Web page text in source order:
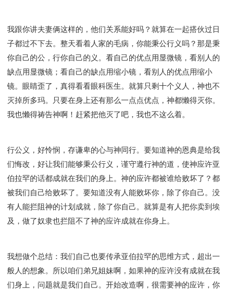
我跟你讲夫妻俩这样的，他们关系能好吗？就算在一起搭伙过日
子都过不下去。整天看着人家的毛病，你能秉公行义吗？那是秉
你自己的公，行你自己的义。看自己的优点用显微镜，看别人的
缺点用显微镜；看自己的缺点用缩小镜，看别人的优点用缩小
镜。眼睛歪了，真得看看眼科医生。就算只剩十个义人，神也不
灭掉所多玛。只要在身上还有那么一点点优点，神都懒得灭你。
我也懒得祷告神啊！赶紧把他灭了吧，我也不这么着。
行公义，好怜悯，存谦卑的心与神同行。要知道神的恩典是给我
们悔改，好让我们能够秉公行义，谨守遵行神的道，使神应许亚
伯拉罕的话都成就在我们的身上。神的应许都被谁给败坏了？都
被我们自己给败坏了。要知道没有人能败坏你，除了你自己。没
有人能拦阻神的计划成就，除了你自己。就算是有人把你卖到埃
及，做了奴隶也拦阻不了神的应许成就在你身上。
我想做个总结：我们自己也要传承亚伯拉罕的思维方式，超出一
般人的想象。所以咱们弟兄姐妹啊，如果神的应许没有成就在我
们身上，问题就是我们自己。开始改造啊，很需要神的应许，你